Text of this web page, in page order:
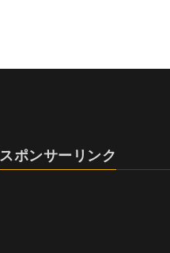
スポンサーリンク